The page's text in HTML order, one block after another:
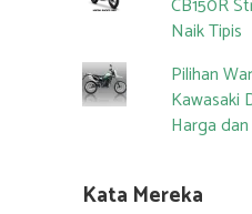
Naik Tipis
Pilihan
Kawasaki
Harga
Kata Mereka